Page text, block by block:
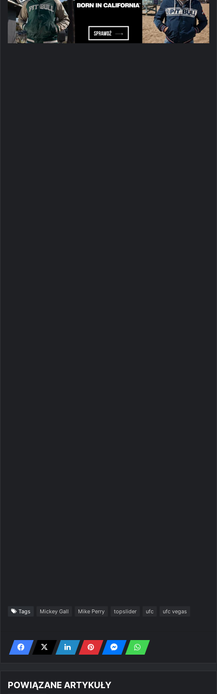
Tags Mickey Gall Mike Perry topslider ufc ufc vegas
POWIĄZANE ARTYKUŁY